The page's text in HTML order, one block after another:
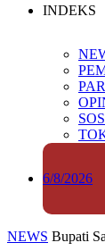
INDEKS
6/8/2026
NEWS Bupati